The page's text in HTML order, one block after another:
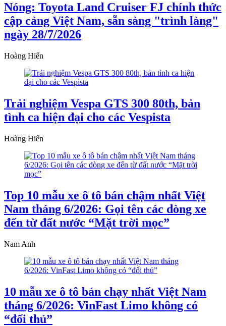
Nóng: Toyota Land Cruiser FJ chính thức
cập cảng Việt Nam, sẵn sàng "trình làng"
ngày 28/7/2026
Hoàng Hiển
Trải nghiệm Vespa GTS 300 80th, bản
tình ca hiện đại cho các Vespista
Hoàng Hiển
Top 10 mẫu xe ô tô bán chậm nhất Việt
Nam tháng 6/2026: Gọi tên các dòng xe
đến từ đất nước “Mặt trời mọc”
Nam Anh
10 mẫu xe ô tô bán chạy nhất Việt Nam
tháng 6/2026: VinFast Limo không có
“đối thủ”